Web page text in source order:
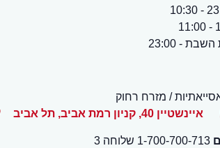
- 23:00
/ מזרח רחוק
איינשטיין 40, קניון רמת אביב , תל אביב
1-700-700-713 שלוחה 3